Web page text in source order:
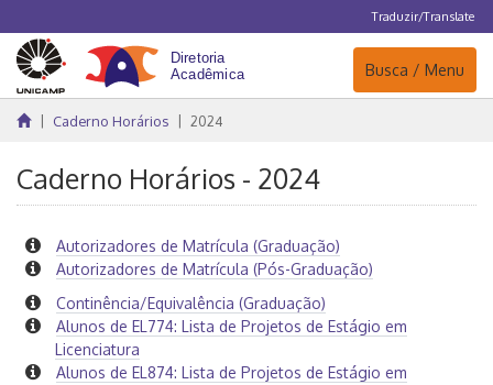
Traduzir/Translate
Navegação
Busca / Menu
Caderno Horários 2024
Caderno Horários - 2024
Autorizadores de Matrícula (Graduação)
Autorizadores de Matrícula (Pós-Graduação)
Continência/Equivalência (Graduação)
Alunos de EL774: Lista de Projetos de Estágio em
Licenciatura
Alunos de EL874: Lista de Projetos de Estágio em